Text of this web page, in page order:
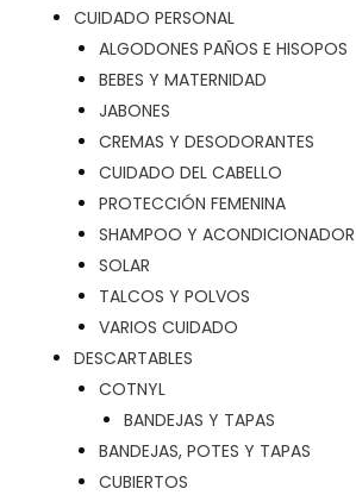
CUIDADO PERSONAL
ALGODONES PAÑOS E HISOPOS
BEBES Y MATERNIDAD
JABONES
CREMAS Y DESODORANTES
CUIDADO DEL CABELLO
PROTECCIÓN FEMENINA
SHAMPOO Y ACONDICIONADOR
SOLAR
TALCOS Y POLVOS
VARIOS CUIDADO
DESCARTABLES
COTNYL
BANDEJAS Y TAPAS
BANDEJAS, POTES Y TAPAS
CUBIERTOS